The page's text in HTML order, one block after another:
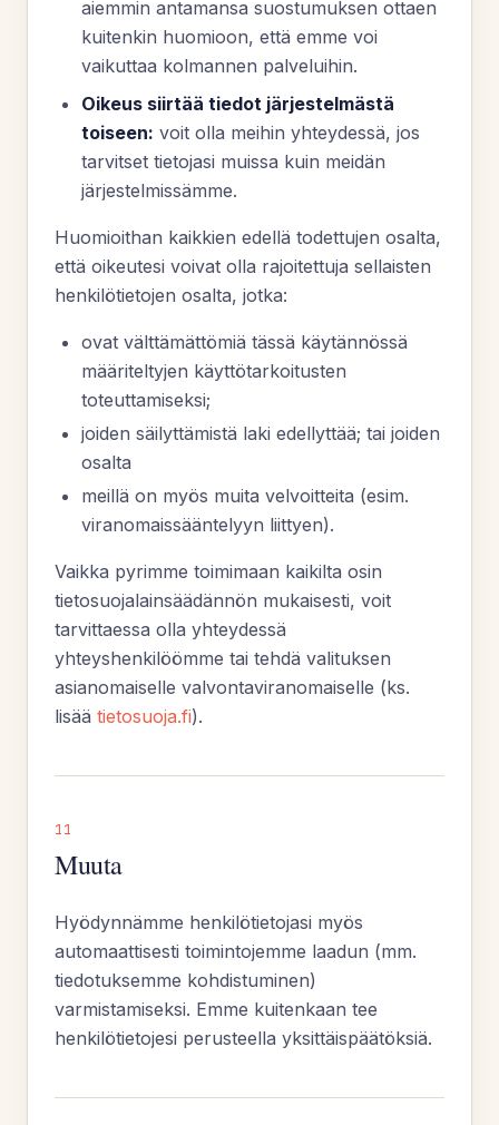
aiemmin antamansa suostumuksen ottaen
kuitenkin huomioon, että emme voi
vaikuttaa kolmannen palveluihin.
Oikeus siirtää tiedot järjestelmästä
toiseen: voit olla meihin yhteydessä, jos
tarvitset tietojasi muissa kuin meidän
järjestelmissämme.
Huomioithan kaikkien edellä todettujen osalta,
että oikeutesi voivat olla rajoitettuja sellaisten
henkilötietojen osalta, jotka:
ovat välttämättömiä tässä käytännössä
määriteltyjen käyttötarkoitusten
toteuttamiseksi;
joiden säilyttämistä laki edellyttää; tai joiden
osalta
meillä on myös muita velvoitteita (esim.
viranomaissääntelyyn liittyen).
Vaikka pyrimme toimimaan kaikilta osin
tietosuojalainsäädännön mukaisesti, voit
tarvittaessa olla yhteydessä
yhteyshenkilöömme tai tehdä valituksen
asianomaiselle valvontaviranomaiselle (ks.
lisää tietosuoja.fi).
11
Muuta
Hyödynnämme henkilötietojasi myös
automaattisesti toimintojemme laadun (mm.
tiedotuksemme kohdistuminen)
varmistamiseksi. Emme kuitenkaan tee
henkilötietojesi perusteella yksittäispäätöksiä.